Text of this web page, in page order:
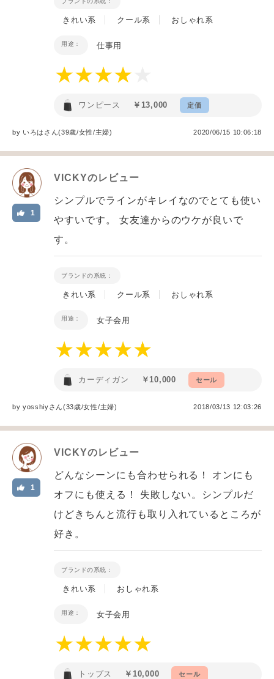
きれい系 クール系 おしゃれ系
用途： 仕事用
ワンピース ￥13,000 定価
by いろは さん(39歳/女性/主婦) 2020/06/15 10:06:18
VICKYのレビュー
1
シンプルでラインがキレイなのでとても使い
やすいです。 女友達からのウケが良いで
す。
ブランドの系統：
きれい系 クール系 おしゃれ系
用途： 女子会用
カーディガン ￥10,000 セール
byyosshiyさん(33歳/女性/主婦) 2018/03/13 12:03:26
VICKYのレビュー
1
どんなシーンにも合わせられる！ オンにも
オフにも使える！ 失敗しない。シンプルだ
けどきちんと流行も取り入れているところが
好き。
ブランドの系統：
きれい系 おしゃれ系
用途： 女子会用
トップス ￥10,000 セール